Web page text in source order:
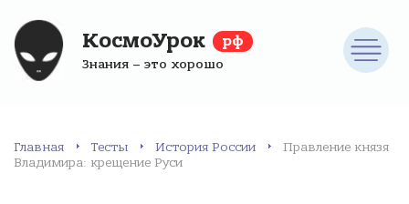
КосмоУрок рф
Знания – это хорошо
Главная Тесты История России
Правление князя
Владимира: крещение Руси